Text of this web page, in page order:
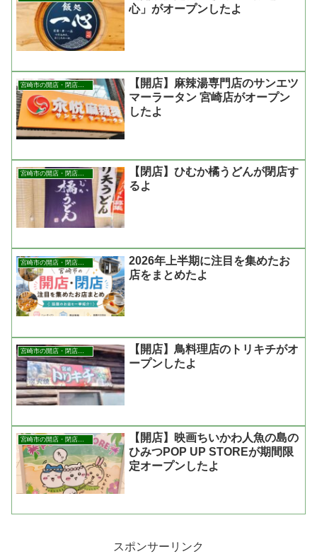
心」がオープンしたよ
宮崎市の開店・閉店まとめ
【開店】麻辣湯専門店のサンエツ
マーラータン 宮崎店がオープン
したよ
宮崎市の開店・閉店まとめ
【閉店】ひむか橘うどんが閉店す
るよ
2026年上半期に注目を集めたお
店をまとめたよ
【開店】鳥料理店のトリキチがオ
ープンしたよ
宮崎市の開店・閉店まとめ
【開店】映画ちいかわ人魚の島の
ひみつPOP UP STOREが期間限
定オープンしたよ
スポンサーリンク